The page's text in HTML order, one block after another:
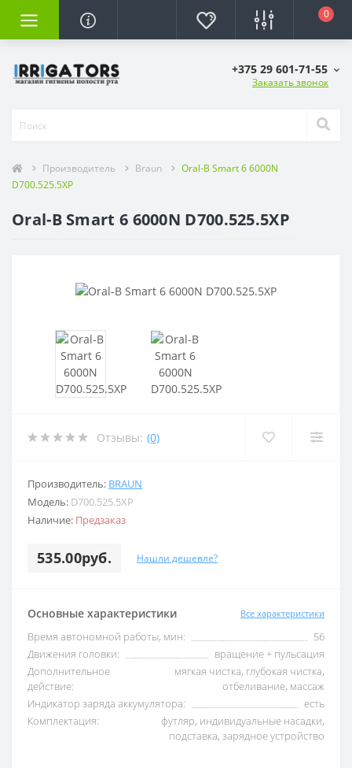
0
+375 29 601-71-55
Заказать звонок
Производитель Braun
Oral-B Smart 6 6000N
D700.525.5XP
Oral-B Smart 6 6000N D700.525.5XP
Отзывы: (0)
Производитель: BRAUN
Модель: D700.525.5XP
Наличие: Предзаказ
535.00руб. Нашли дешевле?
Основные характеристики Все характеристики
Время автономной работы, мин:
56
Движения головки:
вращение + пульсация
Дополнительное
действие:
мягкая чистка, глубокая чистка,
отбеливание, массаж
Индикатор заряда аккумулятора:
есть
Комплектация:
футляр, индивидуальные насадки,
подставка, зарядное устройство